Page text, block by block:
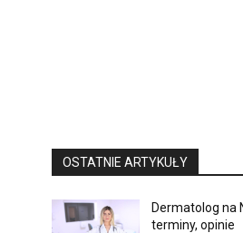
OSTATNIE ARTYKUŁY
Dermatolog na
terminy, opinie